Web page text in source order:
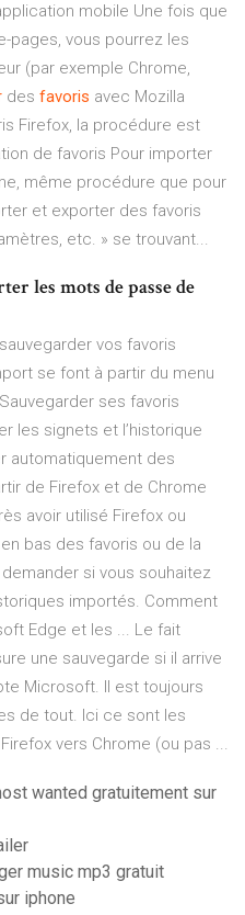
mobile Une fois que
pages, vous pourrez les
(par exemple Chrome,
des favoris avec Mozilla
Firefox, la procédure est
de favoris Pour importer
même procédure que pour
et exporter des favoris
etc. » se trouvant...
les mots de passe de
vos favoris
se font à partir du menu
ses favoris
les signets et l’historique
automatiquement des
de Firefox et de Chrome
avoir utilisé Firefox ou
bas des favoris ou de la
si vous souhaitez
importés. Comment
Edge et les ... Le fait
une sauvegarde si il arrive
Microsoft. Il est toujours
de tout. Ici ce sont les
vers Chrome (ou pas ...
wanted gratuitement sur
music mp3 gratuit
iphone